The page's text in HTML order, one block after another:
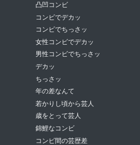
凸凹コンビ
コンビでデカッ
コンビでちっさッ
女性コンビでデカッ
男性コンビでちっさッ
デカッ
ちっさッ
年の差なんて
若かりし頃から芸人
歳をとって芸人
錦鯉なコンビ
コンビ間の芸歴差